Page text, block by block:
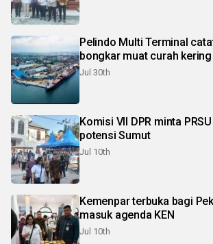
Pelindo Multi Terminal
bongkar muat curah kering
Jul 30th
Komisi VII DPR minta
potensi Sumut
Jul 10th
Kemenpar terbuka bagi
masuk agenda KEN
Jul 10th